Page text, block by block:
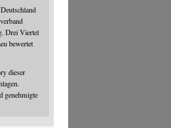
Drei Viertel
bewertet
dieser
genehmigte